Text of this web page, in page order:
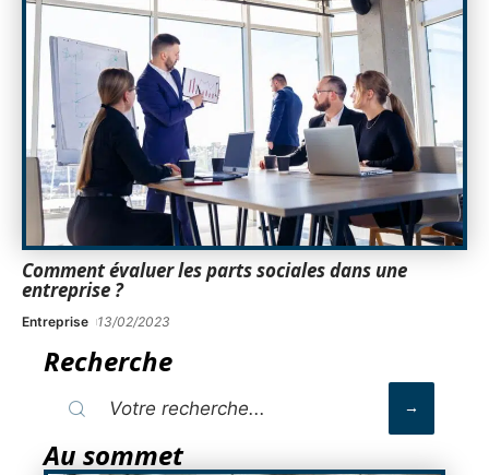
Comment évaluer les parts sociales dans une
entreprise ?
Entreprise 13/02/2023
Recherche
Au sommet